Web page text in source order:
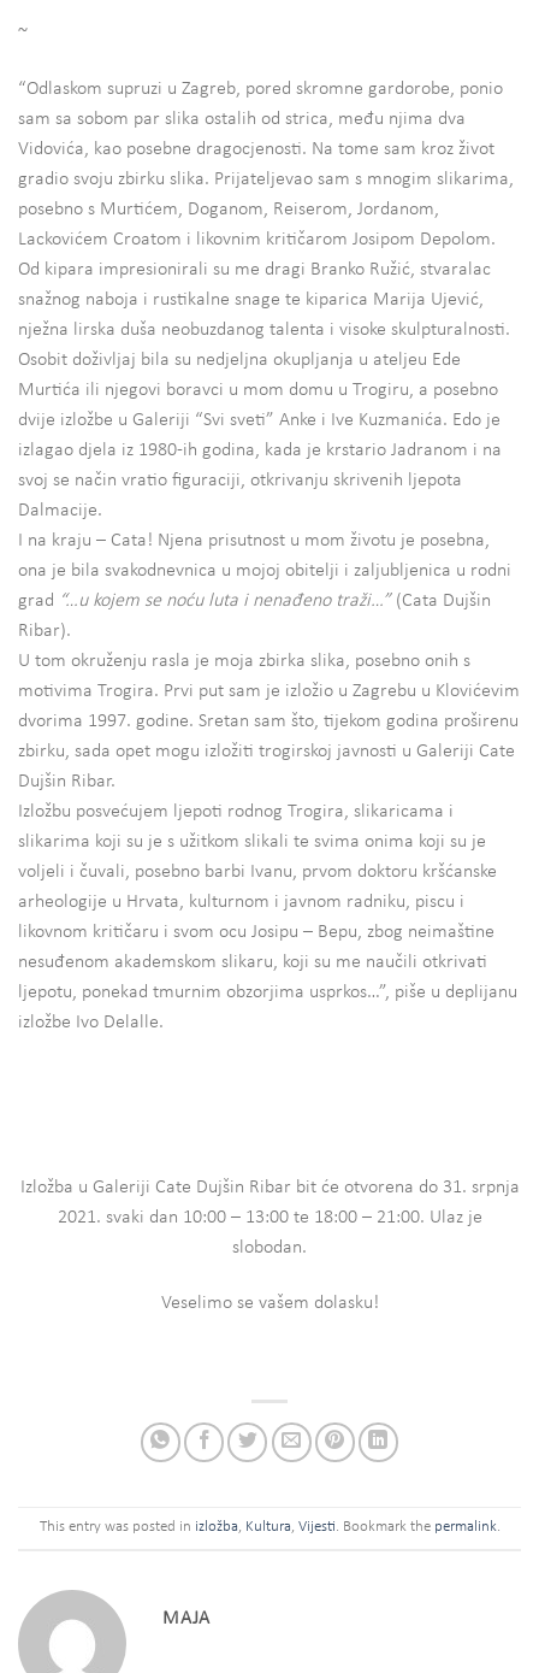
~
“Odlaskom supruzi u Zagreb, pored skromne gardorobe, ponio
sam sa sobom par slika ostalih od strica, među njima dva
Vidovića, kao posebne dragocjenosti. Na tome sam kroz život
gradio svoju zbirku slika. Prijateljevao sam s mnogim slikarima,
posebno s Murtićem, Doganom, Reiserom, Jordanom,
Lackovićem Croatom i likovnim kritičarom Josipom Depolom.
Od kipara impresionirali su me dragi Branko Ružić, stvaralac
snažnog naboja i rustikalne snage te kiparica Marija Ujević,
nježna lirska duša neobuzdanog talenta i visoke skulpturalnosti.
Osobit doživljaj bila su nedjeljna okupljanja u ateljeu Ede
Murtića ili njegovi boravci u mom domu u Trogiru, a posebno
dvije izložbe u Galeriji “Svi sveti” Anke i Ive Kuzmanića. Edo je
izlagao djela iz 1980-ih godina, kada je krstario Jadranom i na
svoj se način vratio figuraciji, otkrivanju skrivenih ljepota
Dalmacije.
I na kraju – Cata! Njena prisutnost u mom životu je posebna,
ona je bila svakodnevnica u mojoj obitelji i zaljubljenica u rodni
grad “…u kojem se noću luta i nenađeno traži…”(Cata Dujšin
Ribar).
U tom okruženju rasla je moja zbirka slika, posebno onih s
motivima Trogira. Prvi put sam je izložio u Zagrebu u Klovićevim
dvorima 1997. godine. Sretan sam što, tijekom godina proširenu
zbirku, sada opet mogu izložiti trogirskoj javnosti u Galeriji Cate
Dujšin Ribar.
Izložbu posvećujem ljepoti rodnog Trogira, slikaricama i
slikarima koji su je s užitkom slikali te svima onima koji su je
voljeli i čuvali, posebno barbi Ivanu, prvom doktoru kršćanske
arheologije u Hrvata, kulturnom i javnom radniku, piscu i
likovnom kritičaru i svom ocu Josipu – Bepu, zbog neimaštine
nesuđenom akademskom slikaru, koji su me naučili otkrivati
ljepotu, ponekad tmurnim obzorjima usprkos…”, piše u deplijanu
izložbe Ivo Delalle.
Izložba u Galeriji Cate Dujšin Ribar bit će otvorena do 31. srpnja
2021. svaki dan 10:00 – 13:00 te 18:00 – 21:00. Ulaz je
slobodan.
Veselimo se vašem dolasku!
This entry was posted in izložba, Kultura, Vijesti. Bookmark the permalink.
MAJA